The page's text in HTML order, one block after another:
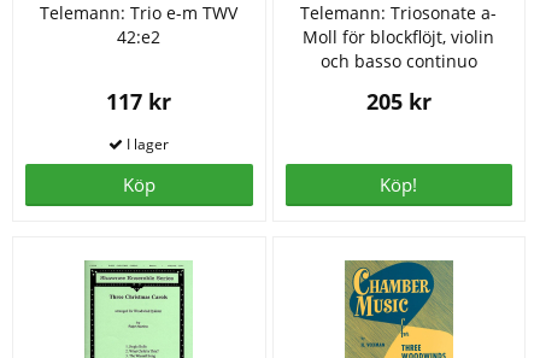
Telemann: Trio e-m TWV
42:e2
117 kr
Köp
Telemann: Triosonate a-
Moll för blockflöjt, violin
och basso continuo
205 kr
Köp!